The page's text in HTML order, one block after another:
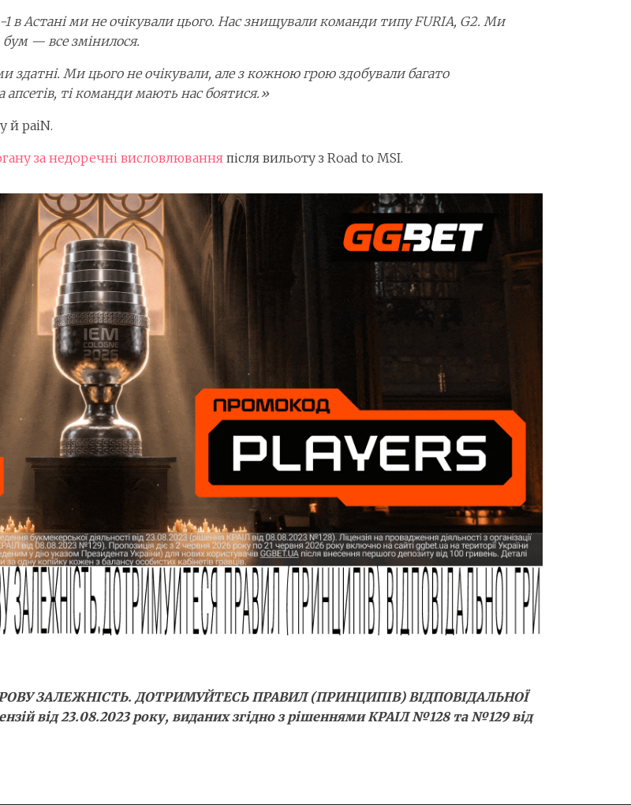
1 в Астані ми не очікували цього. Нас знищували команди типу FURIA, G2. Ми
бум — все змінилося.
Ми цього не очікували, але з кожною грою здобували багато
апсетів, ті команди мають нас боятися.»
й paiN.
за недоречні висловлюванняпісля вильоту з Road to MSI.
ЗАЛЕЖНІСТЬ. ДОТРИМУЙТЕСЬ ПРАВИЛ (ПРИНЦИПІВ) ВІДПОВІДАЛЬНОЇ
від 23.08.2023 року, виданих згідно з рішеннями КРАІЛ №128 та №129 від